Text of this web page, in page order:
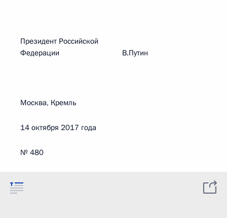
Президент Российской
Федерации В.Путин
Москва, Кремль
14 октября 2017 года
№ 480